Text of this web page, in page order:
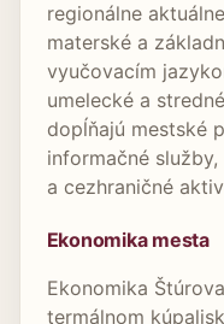
regionálne
materské a
vyučovacím
umelecké a
dopĺňajú mestské
informačné
a cezhraničné
Ekonomika mesta
Ekonomika
termálnom